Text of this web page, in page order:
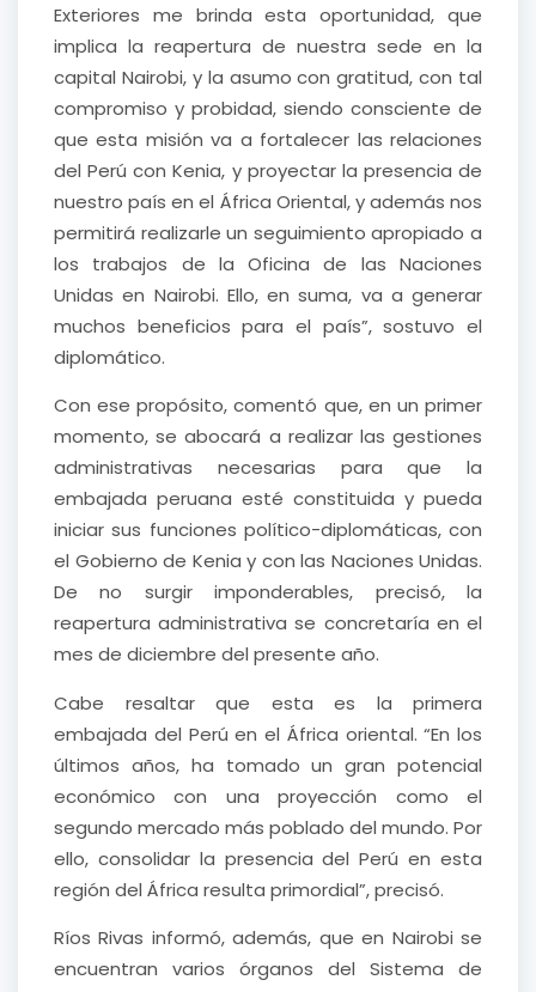
Exteriores me brinda esta oportunidad, que
implica la reapertura de nuestra sede en la
capital Nairobi, y la asumo con gratitud, con tal
compromiso y probidad, siendo consciente de
que esta misión va a fortalecer las relaciones
del Perú con Kenia, y proyectar la presencia de
nuestro país en el África Oriental, y además nos
permitirá realizarle un seguimiento apropiado a
los trabajos de la Oficina de las Naciones
Unidas en Nairobi. Ello, en suma, va a generar
muchos beneficios para el país”, sostuvo el
diplomático.
Con ese propósito, comentó que, en un primer
momento, se abocará a realizar las gestiones
administrativas necesarias para que la
embajada peruana esté constituida y pueda
iniciar sus funciones político-diplomáticas, con
el Gobierno de Kenia y con las Naciones Unidas.
De no surgir imponderables, precisó, la
reapertura administrativa se concretaría en el
mes de diciembre del presente año.
Cabe resaltar que esta es la primera
embajada del Perú en el África oriental. “En los
últimos años, ha tomado un gran potencial
económico con una proyección como el
segundo mercado más poblado del mundo. Por
ello, consolidar la presencia del Perú en esta
región del África resulta primordial”, precisó.
Ríos Rivas informó, además, que en Nairobi se
encuentran varios órganos del Sistema de